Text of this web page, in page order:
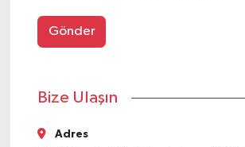
Gönder
Bize Ulaşın
Adres